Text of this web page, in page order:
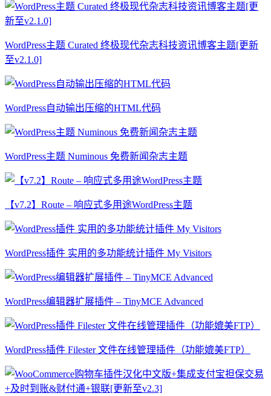
WordPress主题 Curated 终极现代杂志科技资讯博客主题[更新
至v2.1.0]
WordPress自动输出压缩的HTML代码
WordPress主题 Numinous 免费新闻杂志主题
【v7.2】Route – 响应式多用途WordPress主题
WordPress插件 实用的多功能统计插件 My Visitors
WordPress编辑器扩展插件 – TinyMCE Advanced
WordPress插件 Filester 文件在线管理插件（功能媲美FTP）